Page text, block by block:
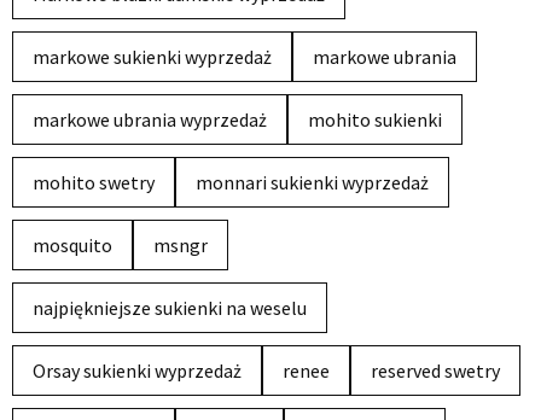
markowe sukienki wyprzedaż markowe ubrania
markowe ubrania wyprzedaż mohito sukienki
mohito swetry monnari sukienki wyprzedaż
mosquito msngr
najpiękniejsze sukienki na weselu
Orsay sukienki wyprzedaż renee reserved swetry